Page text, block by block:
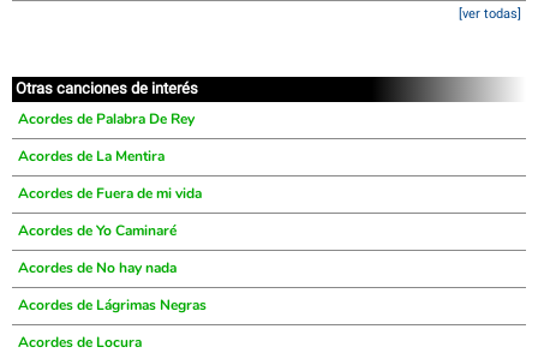
[ver todas]
Otras canciones de interés
Acordes de Palabra De Rey
Acordes de La Mentira
Acordes de Fuera de mi vida
Acordes de Yo Caminaré
Acordes de No hay nada
Acordes de Lágrimas Negras
Acordes de Locura